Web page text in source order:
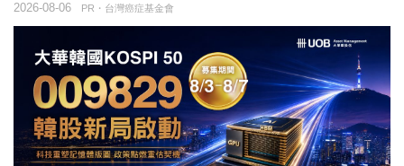
PR・台灣癌症基金會
2026-08-06